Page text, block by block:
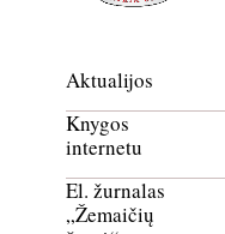
Aktualijos
Knygos
internetu
El. žurnalas
„Žemaičių